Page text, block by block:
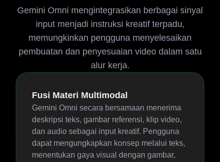
Gemini Omni mengintegrasikan berbagai sinyal
input menjadi instruksi kreatif terpadu,
memungkinkan pengguna menyelesaikan
pembuatan dan penyesuaian video dalam satu
alur kerja.
Fusi Materi Multimodal
Gemini Omni secara bersamaan menerima
deskripsi teks, gambar referensi, klip video,
dan audio sebagai input kreatif. Pengguna
dapat mengungkapkan konsep melalui teks,
menentukan gaya visual dengan gambar,